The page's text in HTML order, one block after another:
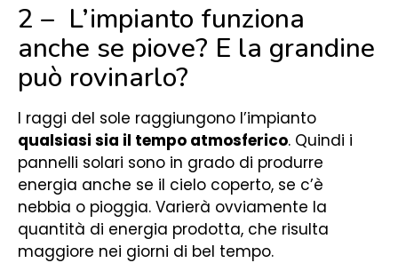
2 – L’impianto funziona
anche se piove? E la grandine
può rovinarlo?
I raggi del sole raggiungono l’impianto
qualsiasi sia il tempo atmosferico. Quindi i
pannelli solari sono in grado di produrre
energia anche se il cielo coperto, se c’è
nebbia o pioggia. Varierà ovviamente la
quantità di energia prodotta, che risulta
maggiore nei giorni di bel tempo.